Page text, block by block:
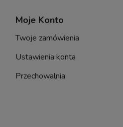
Moje Konto
Twoje zamówienia
Ustawienia konta
Przechowalnia